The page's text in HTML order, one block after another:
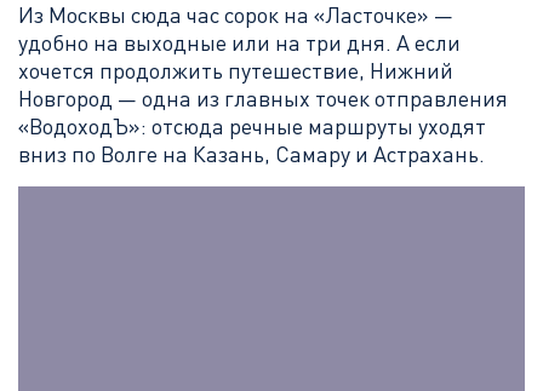
Из Москвы сюда час сорок на «Ласточке» —
удобно на выходные или на три дня. А если
хочется продолжить путешествие, Нижний
Новгород — одна из главных точек отправления
«ВодоходЪ»: отсюда речные маршруты уходят
вниз по Волге на Казань, Самару и Астрахань.